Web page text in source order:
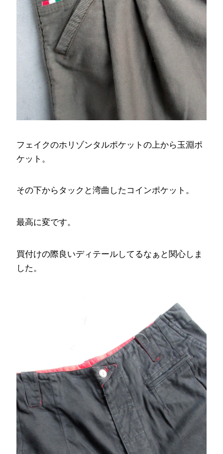
フェイクのホリゾンタルポケットの上から玉淵ポ
ケット。
その下からタックと湾曲したコインポケット。
最高に変です。
買付けの際良いディテールしてるなぁと関心しま
した。